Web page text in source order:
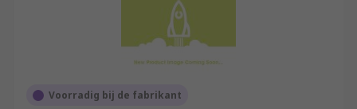
Voorradig bij de fabrikant